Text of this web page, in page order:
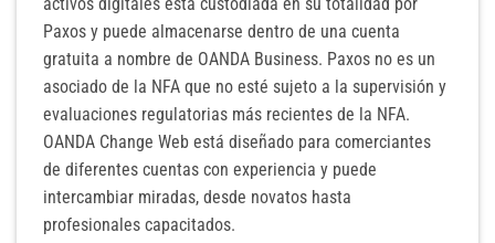
activos digitales está custodiada en su totalidad por
Paxos y puede almacenarse dentro de una cuenta
gratuita a nombre de OANDA Business. Paxos no es un
asociado de la NFA que no esté sujeto a la supervisión y
evaluaciones regulatorias más recientes de la NFA.
OANDA Change Web está diseñado para comerciantes
de diferentes cuentas con experiencia y puede
intercambiar miradas, desde novatos hasta
profesionales capacitados.